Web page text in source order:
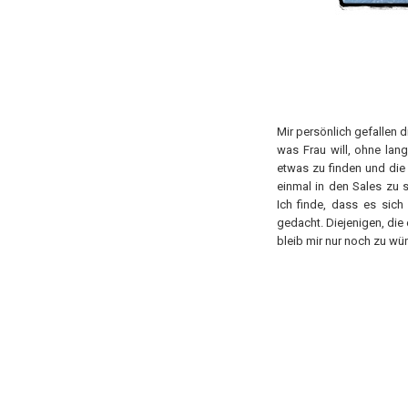
Mir persönlich gefallen
was Frau will, ohne
etwas zu finden und
einmal in den Sales zu
Ich finde, dass es
gedacht. Diejenigen, die
bleib mir nur noch zu